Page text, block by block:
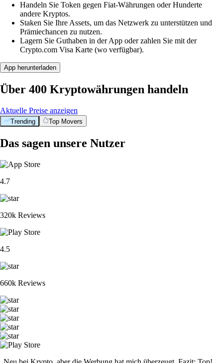
Handeln Sie Token gegen Fiat-Währungen oder Hunderte
andere Kryptos.
Staken Sie Ihre Assets, um das Netzwerk zu unterstützen und
Prämiechancen zu nutzen.
Lagern Sie Guthaben in der App oder zahlen Sie mit der
Crypto.com Visa Karte (wo verfügbar).
App herunterladen
Über 400 Kryptowährungen handeln
Aktuelle Preise anzeigen
Trending Top Movers
Das sagen unsere Nutzer
4.7
320k Reviews
4.5
660k Reviews